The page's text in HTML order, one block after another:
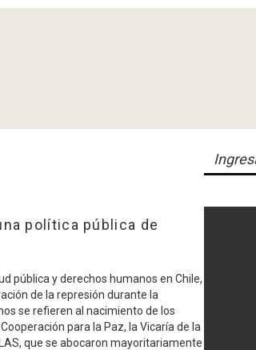
política pública de
pública y derechos humanos en Chile,
de la represión durante la
se refieren al nacimiento de los
para la Paz, la Vicaría de la
que se abocaron mayoritariamente
Ver Testimonio